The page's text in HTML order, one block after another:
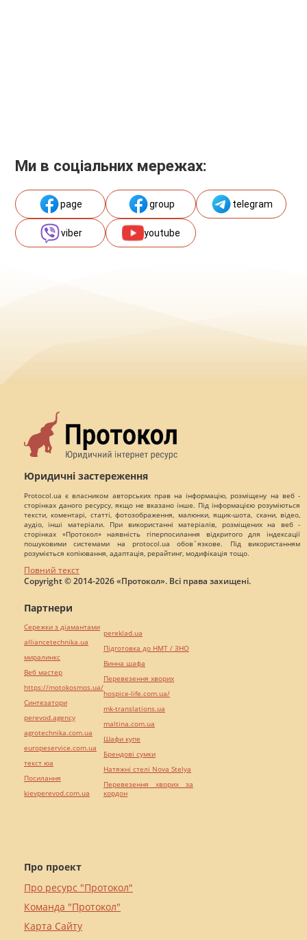
Ми в соціальних мережах:
page group telegram
viber youtube
Юридичні застереження
Protocol.ua є власником авторських прав на інформацію, розміщену на веб -
сторінках даного ресурсу, якщо не вказано інше. Під інформацією розуміються
тексти, коментарі, статті, фотозображення, малюнки, ящик-шота, скани, відео,
аудіо, інші матеріали. При використанні матеріалів, розміщених на веб -
сторінках «Протокол» наявність гіперпосилання відкритого для індексації
пошуковими системами на protocol.ua обов`язкове. Під використанням
розуміється копіювання, адаптація, рерайтинг, модифікація тощо.
Повний текст
Copyright © 2014-2026 «Протокол». Всі права захищені.
Про проект
Про ресурс "Протокол"
Команда "Протокол"
Карта Сайту
Партнери
Сережки з діамантами
alliancetechnika.ua
миралинкс
Веб мастер
https://motokosmos.ua/
Синтезатори
perevod.agency
agrotechnika.com.ua
europeservice.com.ua
текст юа
Посилання
kievperevod.com.ua
pereklad.ua
Підготовка до НМТ / ЗНО
Винна шафа
Перевезення хворих
hospice-life.com.ua/
mk-translations.ua
maltina.com.ua
Шафи купе
Брендові сумки
Натяжні стелі Nova Stelya
Перевезення хворих за
кордон